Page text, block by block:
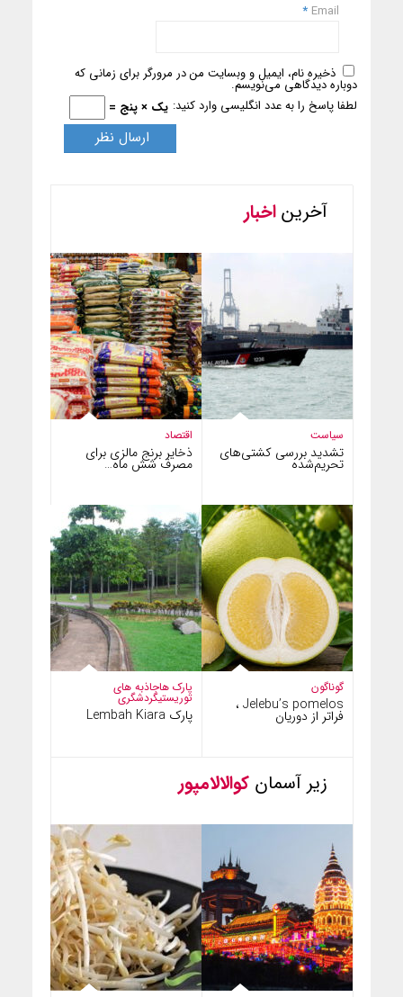
Email
*
ذخیره نام، ایمیل و وبسایت من در مرورگر برای زمانی که
دوباره دیدگاهی می‌نویسم.
لطفا پاسخ را به عدد انگلیسی وارد کنید: یک × پنج =
آخریناخبار
اقتصاد
ذخایر برنج مالزی برای
مصرف شش ماه…
سیاست
تشدید بررسی کشتی‌های
تحریم‌شده
پارک هاجاذبه های
توریستیگردشگری
پارک Lembah Kiara
گوناگون
Jelebu’s pomelos ،
فراتر از دوریان
زیر آسمان کوالالامپور